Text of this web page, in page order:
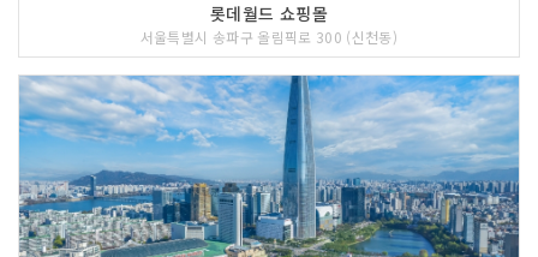
롯데월드 쇼핑몰
서울특별시 송파구 올림픽로 300 (신천동)